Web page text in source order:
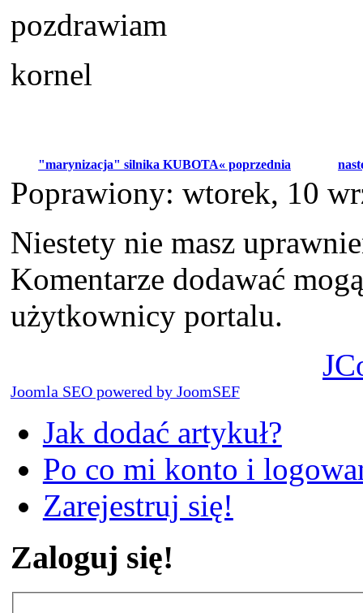
pozdrawiam
kornel
"marynizacja" silnika KUBOTA« poprzednia
Poprawiony: wtorek, 10
Niestety nie masz
Komentarze dodawać
użytkownicy portalu.
Joomla SEO powered by JoomSEF
Jak dodać artykuł?
Po co mi konto i
Zarejestruj się!
Zaloguj się!